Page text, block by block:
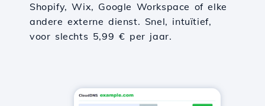
Shopify, Wix, Google Workspace of elke
andere externe dienst. Snel, intuïtief,
voor slechts 5,99 € per jaar.